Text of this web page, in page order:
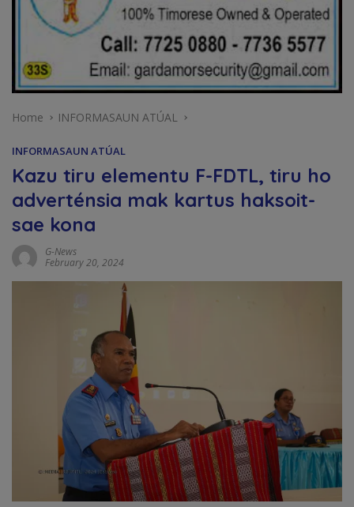
Home INFORMASAUN ATÚAL
INFORMASAUN ATÚAL
Kazu tiru elementu F-FDTL, tiru ho
adverténsia mak kartus haksoit-
sae kona
G-News
February 20, 2024